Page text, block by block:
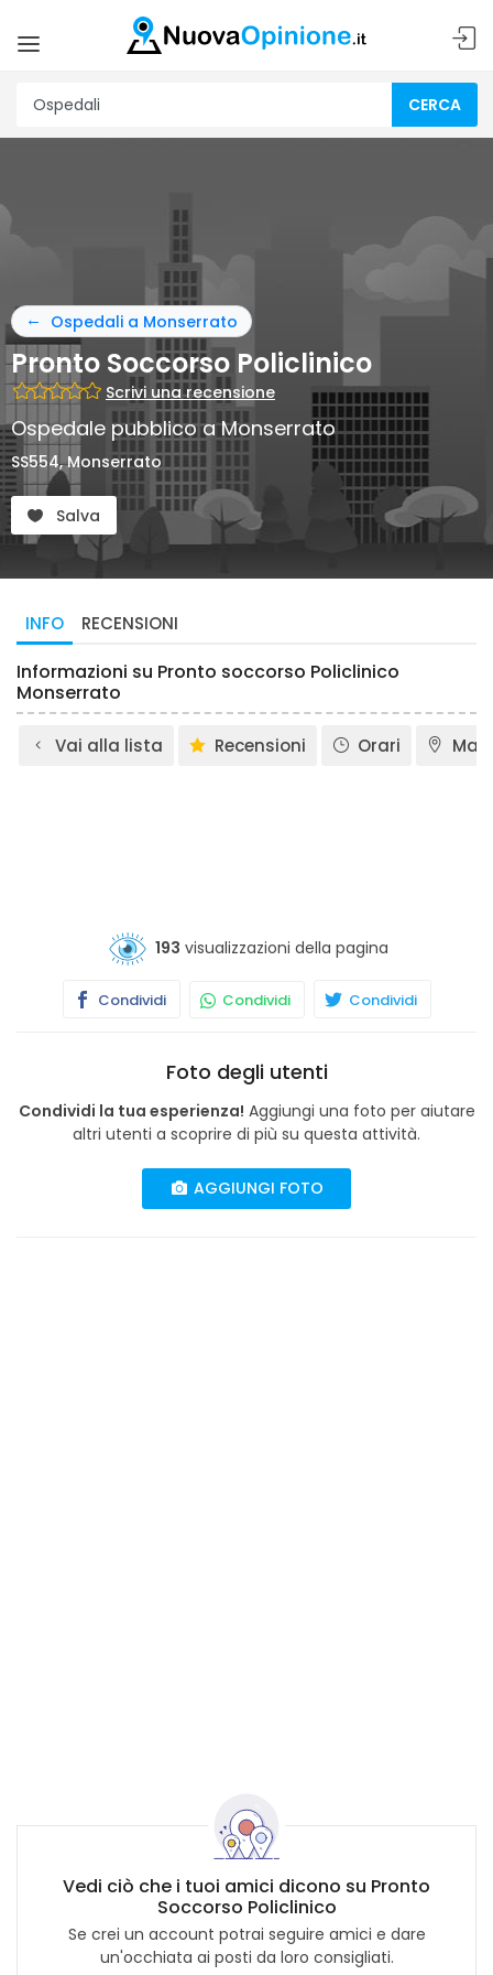
CERCA
Ospedali a Monserrato
Pronto Soccorso Policlinico
Scrivi una recensione
Ospedale pubblico a Monserrato
SS554, Monserrato
Salva
INFO RECENSIONI
Informazioni su Pronto soccorso Policlinico
Monserrato
Vai alla lista Recensioni Orari
193 visualizzazioni della pagina
Condividi Condividi Condividi
Foto degli utenti
Condividi la tua esperienza! Aggiungi una foto per aiutare
altri utenti a scoprire di più su questa attività.
AGGIUNGI FOTO
Vedi ciò che i tuoi amici dicono su Pronto
Soccorso Policlinico
Se crei un account potrai seguire amici e dare
un'occhiata ai posti da loro consigliati.